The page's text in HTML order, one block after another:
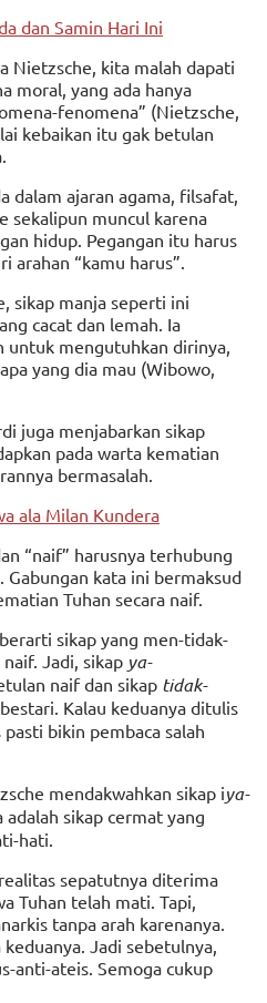
dan Samin Hari Ini
Nietzsche, kita malah dapati
moral, yang ada hanya
fenomena” (Nietzsche,
kebaikan itu gak betulan
dalam ajaran agama, filsafat,
sekalipun muncul karena
hidup. Pegangan itu harus
arahan “kamu harus”.
sikap manja seperti ini
cacat dan lemah. Ia
untuk mengutuhkan dirinya,
yang dia mau (Wibowo,
juga menjabarkan sikap
pada warta kematian
bermasalah.
ala Milan Kundera
“naif” harusnya terhubung
Gabungan kata ini bermaksud
Tuhan secara naif.
sikap yang men-tidak-
Jadi, sikap ya-
naif dan sikap tidak-
Kalau keduanya ditulis
bikin pembaca salah
mendakwahkan sikap iya-
adalah sikap cermat yang
hati.
sepatutnya diterima
Tuhan telah mati. Tapi,
tanpa arah karenanya.
Jadi sebetulnya,
anti-ateis. Semoga cukup